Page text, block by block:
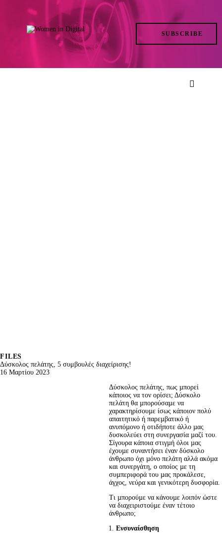
SUBSCRIBE
TRENDS
FILES
Δύσκολος πελάτης, 5 συμβουλές διαχείρισης!
16 Μαρτίου 2023
Δύσκολος πελάτης, πως µπορεί
κάποιος να τον ορίσει; Δύσκολο
πελάτη θα µπορούσαµε να
χαρακτηρίσουµε ίσως κάποιον πολύ
απαιτητικό ή παρεµβατικό ή
ανυπόµονο ή οτιδήποτε άλλο µας
δυσκολεύει στη συνεργασία µαζί του.
Σίγουρα κάποια στιγµή όλοι µας
έχουµε συναντήσει έναν δύσκολο
άνθρωπο όχι µόνο πελάτη αλλά ακόµα
και συνεργάτη, ο οποίος µε τη
συµπεριφορά του µας προκάλεσε,
άγχος, νεύρα και γενικότερη δυσφορία.
Τι µπορούµε να κάνουµε λοιπόν ώστε
να διαχειριστούµε έναν τέτοιο
άνθρωπο;
Ενσυναίσθηση